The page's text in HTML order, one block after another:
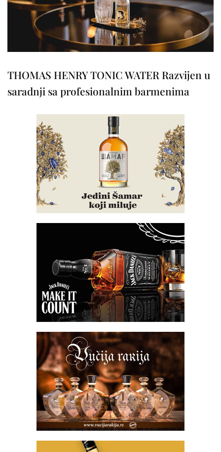
THOMAS HENRY TONIC WATER Razvijen u
saradnji sa profesionalnim barmenima